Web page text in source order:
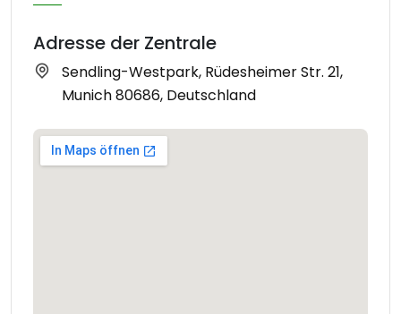
Adresse der Zentrale
Sendling-Westpark, Rüdesheimer Str. 21,
Munich 80686, Deutschland